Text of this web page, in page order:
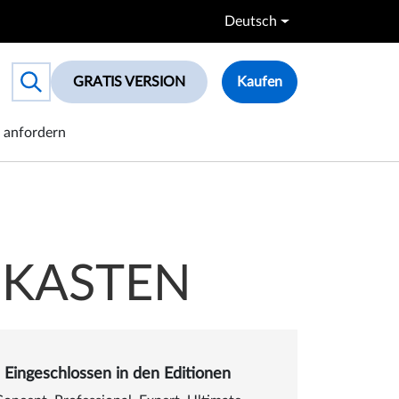
Deutsch
Toggle search box
GRATIS VERSION Kaufen
anfordern
Eingeschlossen in den Editionen